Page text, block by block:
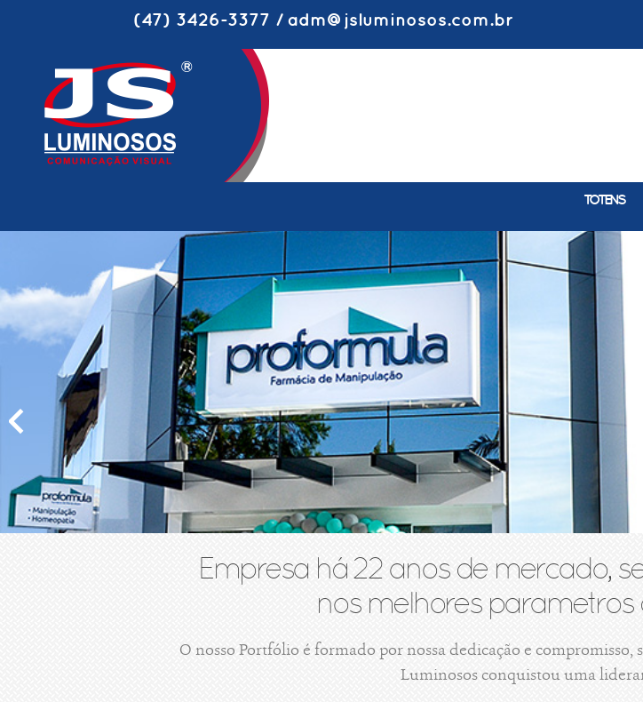
(47) 3426-3377 / adm@jsluminosos.com.br
TOTENS
Empresa há 22 anos de mercado,
nos melhores
O nosso Portfólio é formado por nossa dedicação e compromisso,
Luminosos conquistou uma